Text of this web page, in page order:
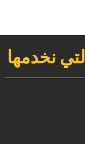
نخدمها